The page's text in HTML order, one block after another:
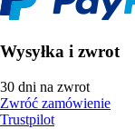
Wysyłka i zwrot
30 dni na zwrot
Zwróć zamówienie
Trustpilot